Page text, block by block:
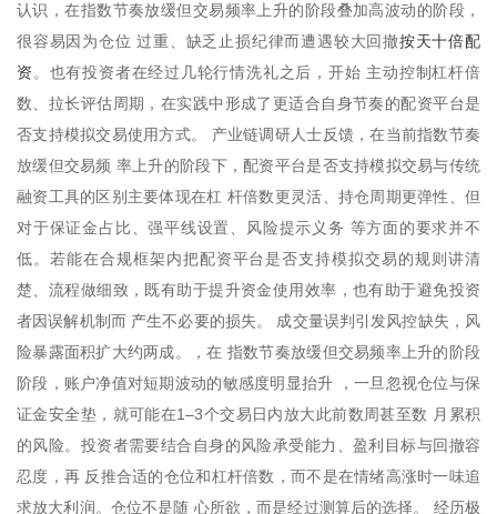
认识，在指数节奏放缓但交易频率上升的阶段叠加高波动的阶段，
很容易因为仓位 过重、缺乏止损纪律而遭遇较大回撤按天十倍配
资 。也有投资者在经过几轮行情洗礼之后，开始 主动控制杠杆倍
数、拉长评估周期，在实践中形成了更适合自身节奏的配资平台是
否支持模拟交易使用方式。 产业链调研人士反馈，在当前指数节奏
放缓但交易频 率上升的阶段下，配资平台是否支持模拟交易与传统
融资工具的区别主要体现在杠 杆倍数更灵活、持仓周期更弹性、但
对于保证金占比、强平线设置、风险提示义务 等方面的要求并不
低。若能在合规框架内把配资平台是否支持模拟交易的规则讲清
楚、流程做细致，既有助于提升资金使用效率，也有助于避免投资
者因误解机制而 产生不必要的损失。 成交量误判引发风控缺失，风
险暴露面积扩大约两成。，在 指数节奏放缓但交易频率上升的阶段
阶段，账户净值对短期波动的敏感度明显抬升 ，一旦忽视仓位与保
证金安全垫，就可能在1–3个交易日内放大此前数周甚至数 月累积
的风险。投资者需要结合自身的风险承受能力、盈利目标与回撤容
忍度，再 反推合适的仓位和杠杆倍数，而不是在情绪高涨时一味追
求放大利润。仓位不是随 心所欲，而是经过测算后的选择。 经历极